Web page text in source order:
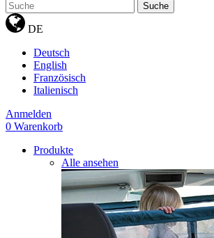
Suche
DE
Deutsch
English
Französisch
Italienisch
Anmelden
0 Warenkorb
Produkte
Alle ansehen